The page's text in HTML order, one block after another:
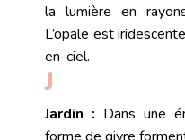
la lumière en
L’opale estiridescente
en-ciel.
J
Jardin : Dans une